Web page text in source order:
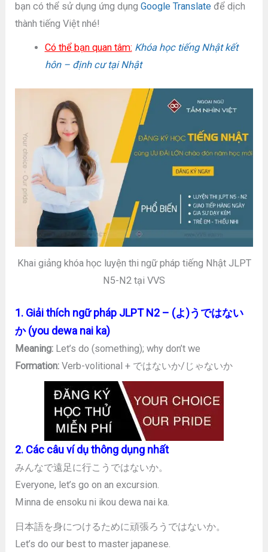
bạn có thể sử dụng ứng dụngGoogle Translate để dịch
thành tiếng Việt nhé!
Có thể bạn quan tâm: Khóa học tiếng Nhật kết
hôn – định cư tại Nhật
Khai giảng khóa học luyện thi ngữ pháp tiếng Nhật JLPT
N5-N2 tại VVS
1. Giải thích ngữ pháp JLPT N2 – (よ)うではない
か (you dewa nai ka)
Meaning: Let’s do (something); why don’t we
Formation: Verb-volitional + ではないか/じゃないか
2. Các câu ví dụ thông dụng nhất
みんなで遠足に行こうではないか。
Everyone, let’s go on an excursion.
Minna de ensoku ni ikou dewa nai ka.
日本語を身につけるために頑張ろうではないか。
Let’s do our best to master japanese.